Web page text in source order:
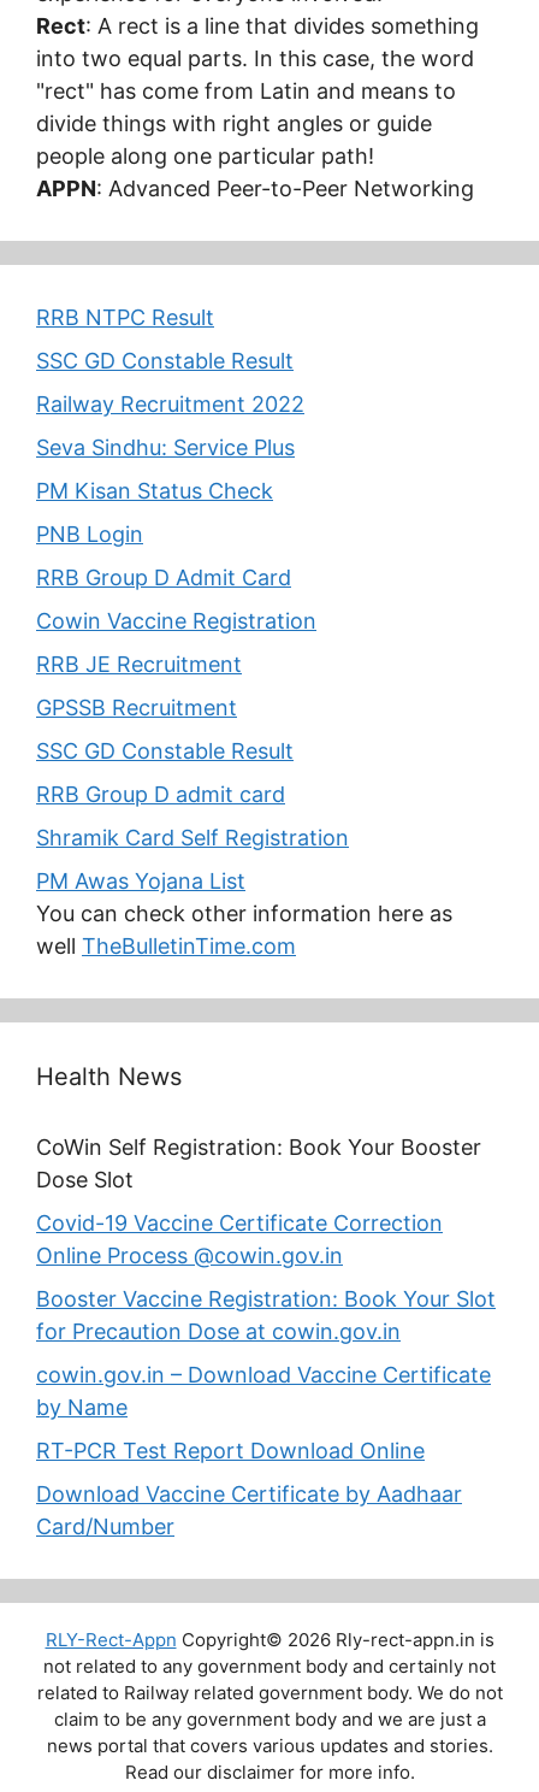
Rect: A rect is a line that divides something
into two equal parts. In this case, the word
"rect" has come from Latin and means to
divide things with right angles or guide
people along one particular path!
APPN: Advanced Peer-to-Peer Networking
RRB NTPC Result
SSC GD Constable Result
Railway Recruitment 2022
Seva Sindhu: Service Plus
PM Kisan Status Check
PNB Login
RRB Group D Admit Card
Cowin Vaccine Registration
RRB JE Recruitment
GPSSB Recruitment
SSC GD Constable Result
RRB Group D admit card
Shramik Card Self Registration
PM Awas Yojana List
You can check other information here as
well TheBulletinTime.com
Health News
CoWin Self Registration: Book Your Booster
Dose Slot
Covid-19 Vaccine Certificate Correction
Online Process @cowin.gov.in
Booster Vaccine Registration: Book Your Slot
for Precaution Dose at cowin.gov.in
cowin.gov.in – Download Vaccine Certificate
by Name
RT-PCR Test Report Download Online
Download Vaccine Certificate by Aadhaar
Card/Number
RLY-Rect-Appn Copyright© 2026 Rly-rect-appn.in is
not related to any government body and certainly not
related to Railway related government body. We do not
claim to be any government body and we are just a
news portal that covers various updates and stories.
Read our disclaimer for more info.